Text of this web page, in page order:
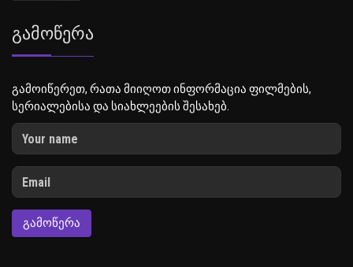
Გამოწერა
გამოიწერეთ, რათა მიიღოთ ინფორმაცია ფილმების,
სერიალებისა და სიახლეების შესახებ.
ᲒᲐᲛᲝᲬᲔᲠᲐ